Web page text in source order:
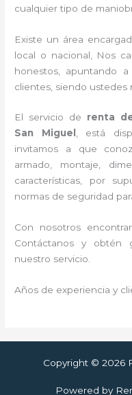
cualquier tipo de
Existe un área
local o nacional, Nos
honestos, apuntando
clientes, siendo ustedes
El servicio de renta
San Miguel , está
invitamos a que
armado, montaje,
características, por
normas de seguridad
Con nosotros
Contáctanos y obtén
nuestro servicio.
Años de experiencia y
Copyright © 2026
Powered by